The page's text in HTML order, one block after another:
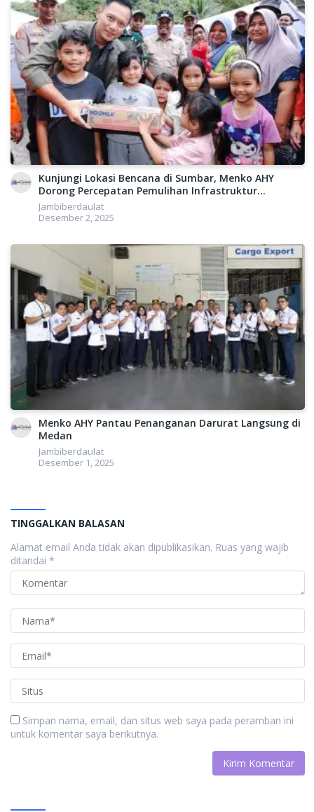
Kunjungi Lokasi Bencana di Sumbar, Menko AHY
Dorong Percepatan Pemulihan Infrastruktur
Konektivitas
Jambiberdaulat
Desember 2, 2025
Menko AHY Pantau Penanganan Darurat Langsung di
Medan
Jambiberdaulat
Desember 1, 2025
TINGGALKAN BALASAN
Alamat email Anda tidak akan dipublikasikan. Ruas yang wajib
ditandai *
Simpan nama, email, dan situs web saya pada peramban ini
untuk komentar saya berikutnya.